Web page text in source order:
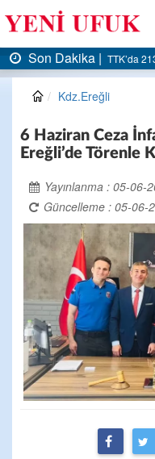
Son Dakika | AK Parti
Kdz.Ereğli
6 Haziran Ceza
Ereğli’de Törenle
Yayınlanma : 05-06-
Güncelleme : 05-06-